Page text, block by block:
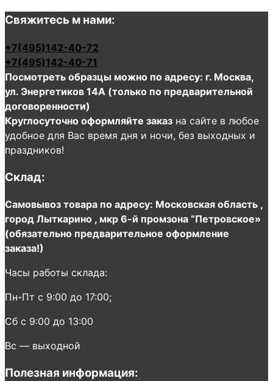
Свяжитесь м нами:
+7(495)142-40-72
+7(495)142-40-71
Посмотреть образцы можно по адресу: г. Москва,
ул. Энергетиков 14А (только по предварительной
договоренности)
Круглосуточно оформляйте заказ на сайте в любое
удобное для Вас время дня и ночи, без выходных и
праздников!
Склад:
Самовывоз товара по адресу: Московская область ,
город Лыткарино , мкр 6-й промзона “Петровское»
(обязательно предварительное оформление
заказа!)
Часы работы склада:
Пн-Пт с 9:00 до 17:00;
Сб с 9:00 до 13:00
Вс — выходной
Полезная информация: